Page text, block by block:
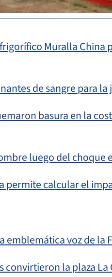
Muralla China
de sangre para
basura en la
luego del choque
permite calcular el
emblemática voz de la
convirtieron la plaza